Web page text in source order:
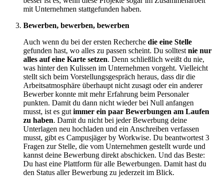
mit Unternehmen stattgefunden haben.
Bewerben, bewerben, bewerben
Auch wenn du bei der ersten Recherche die eine Stelle
gefunden hast, wo alles zu passen scheint. Du solltest nie nur
alles auf eine Karte setzen. Denn schließlich weißt du nie,
was hinter den Kulissen im Unternehmen vorgeht. Vielleicht
stellt sich beim Vorstellungsgespräch heraus, dass dir die
Arbeitsatmosphäre überhaupt nicht zusagt oder ein anderer
Bewerber konnte mit mehr Erfahrung beim Personaler
punkten. Damit du dann nicht wieder bei Null anfangen
musst, ist es gut immer ein paar Bewerbungen am Laufen
zu haben. Damit du nicht bei jeder Bewerbung deine
Unterlagen neu hochladen und ein Anschreiben verfassen
musst, gibt es Campusjäger by Workwise. Du beantwortest 3
Fragen zur Stelle, die vom Unternehmen gestellt wurde und
kannst deine Bewerbung direkt abschicken. Und das Beste:
Du hast eine Plattform für alle Bewerbungen. Damit hast du
den Status aller Bewerbung zu jederzeit im Blick.